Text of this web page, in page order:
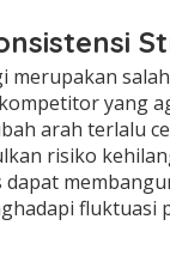
merupakan
yang
arah terlalu
risiko
fluktuasi